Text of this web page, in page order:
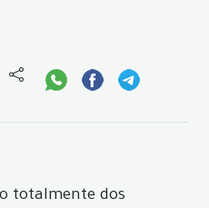
totalmente dos